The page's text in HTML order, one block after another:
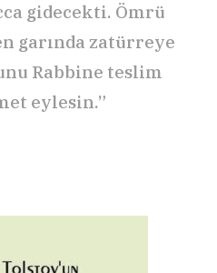
gidecekti. Ömrü
garında zatürreye
Rabbine teslim
eylesin.”